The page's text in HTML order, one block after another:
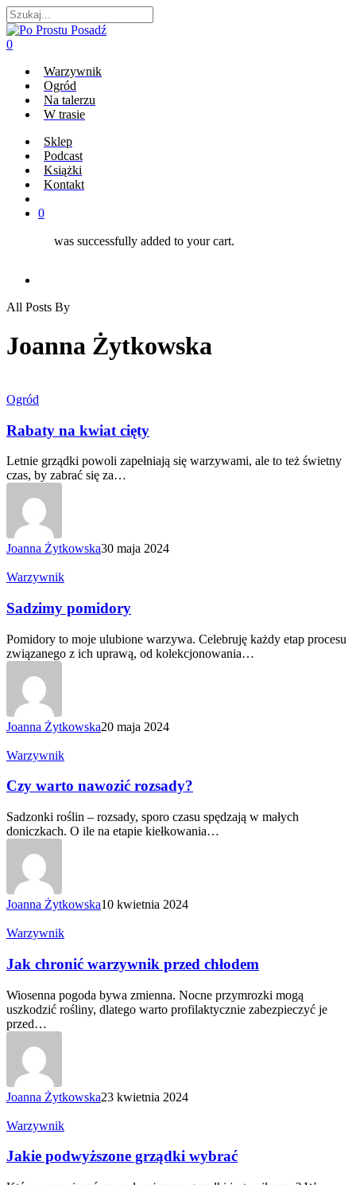
Skip
to
main
Close
Search
search
0
Warzywnik
Ogród
Na talerzu
W trasie
Sklep
Podcast
Książki
Kontakt
0
was successfully added to your cart.
All Posts By
Joanna Żytkowska
Rabaty
cięty
Ogród
Rabaty na kwiat cięty
Letnie grządki powoli zapełniają się warzywami, ale to też świetny
czas, by zabrać się za…
Joanna Żytkowska30 maja 2024
Sadzimy
Warzywnik
Sadzimy pomidory
Pomidory to moje ulubione warzywa. Celebruję każdy etap procesu
związanego z ich uprawą, od kolekcjonowania…
Joanna Żytkowska20 maja 2024
Czy
nawozić
rozsady?
Warzywnik
Czy warto nawozić rozsady?
Sadzonki roślin – rozsady, sporo czasu spędzają w małych
doniczkach. O ile na etapie kiełkowania…
Joanna Żytkowska10 kwietnia 2024
Jak
warzywnik
przed
chłodem
Warzywnik
Jak chronić warzywnik przed chłodem
Wiosenna pogoda bywa zmienna. Nocne przymrozki mogą
uszkodzić rośliny, dlatego warto profilaktycznie zabezpieczyć je
przed…
Joanna Żytkowska23 kwietnia 2024
Jakie
grządki
wybrać
Warzywnik
Jakie podwyższone grządki wybrać